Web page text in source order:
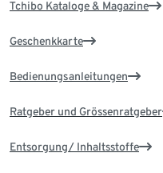
Tchibo Kataloge & Magazine
Geschenkkarte
Bedienungsanleitungen
Ratgeber und Grössenratgeber
Entsorgung/ Inhaltsstoffe